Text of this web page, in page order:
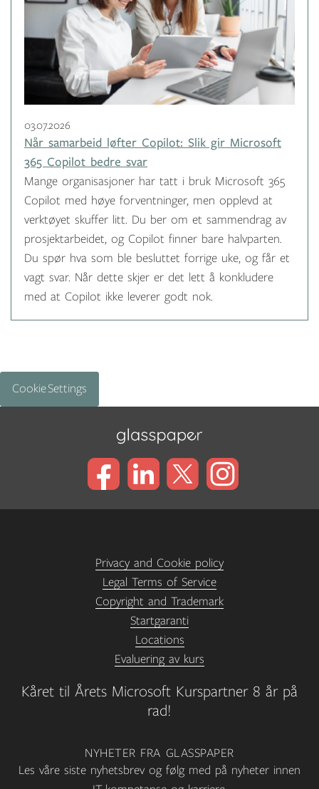
03.07.2026
Når samarbeid løfter Copilot: Slik gir Microsoft
365 Copilot bedre svar
Mange organisasjoner har tatt i bruk Microsoft 365
Copilot med høye forventninger, men opplevd at
verktøyet skuffer litt. Du ber om et sammendrag av
prosjektarbeidet, og Copilot finner bare halvparten.
Du spør hva som ble besluttet forrige uke, og får et
vagt svar. Når dette skjer er det lett å konkludere
med at Copilot ikke leverer godt nok.
Cookie Settings
Kåret til Årets Microsoft Kurspartner 8 år på
rad!
Privacy and Cookie policy
Legal Terms of Service
Copyright and Trademark
Startgaranti
Locations
Evaluering av kurs
NYHETER FRA GLASSPAPER
Les våre siste nyhetsbrev og følg med på nyheter innen